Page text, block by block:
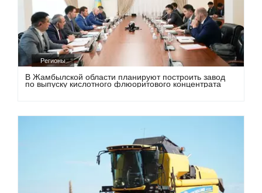
Регионы
В Жамбылской области планируют построить завод
по выпуску кислотного флюоритового концентрата